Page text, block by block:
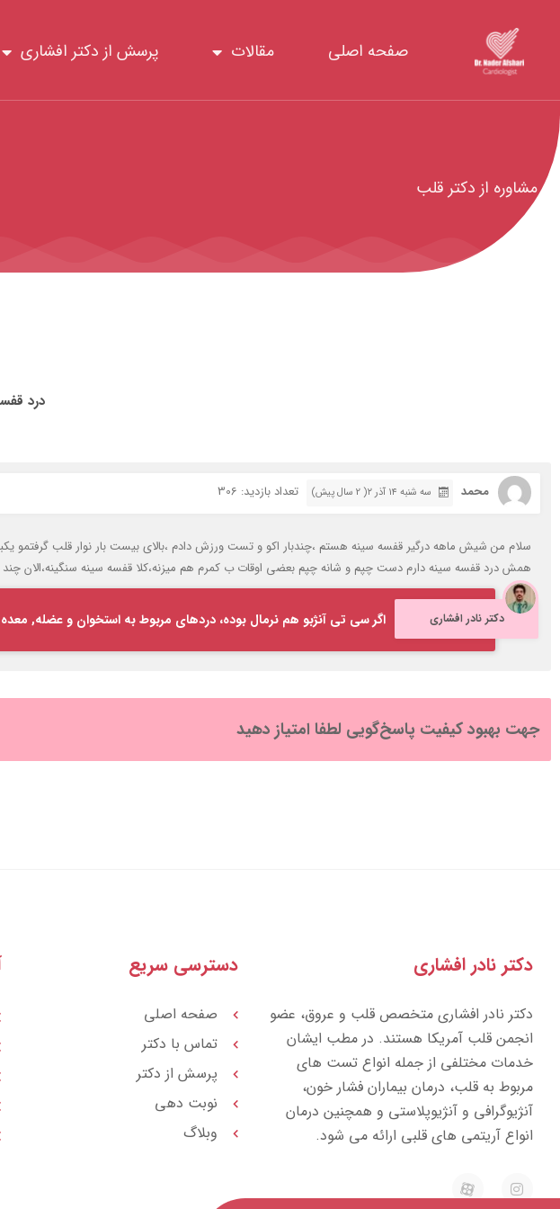
محتوا
صفحه اصلی مقالات پرسش از دکتر افشاری
مشاوره از دکتر قلب
درد
محمد سه شنبه ۱۴ آذر ۲( 2 سال پیش) تعداد بازدید: 306
سلام من شیش ماهه درگیر قفسه سینه هستم ،چندبار اکو و تست ورزش دادم ،بالای بیست بار نوار قلب گرفتمو
همش درد قفسه سینه دارم دست چپم و شانه چپم بعضی اوقات ب کمرم هم میزنه،کلا قفسه سینه سنگینه،الان چند
دکتر نادر افشاری اگر سی تی آنژبو هم نرمال بوده، دردهای مربوط به استخوان و عضله,
جهت بهبود کیفیت پاسخ‌گویی لطفا امتیاز دهید
دکتر نادر افشاری
دکتر نادر افشاری متخصص قلب و عروق، عضو
انجمن قلب آمریکا هستند. در مطب ایشان
خدمات مختلفی از جمله انواع تست های
مربوط به قلب، درمان بیماران فشار خون،
آنژیوگرافی و آنژیوپلاستی و همچنین درمان
انواع آریتمی های قلبی ارائه می شود.
I
n
E
a
دسترسی سریع
صفحه اصلی
تماس با دکتر
پرسش از دکتر
نوبت دهی
وبلاگ